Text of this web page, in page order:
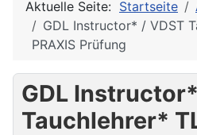
Aktuelle Seite: Startseite
GDL Instructor* / VDST
PRAXIS Prüfung
GDL
Tauchlehrer*